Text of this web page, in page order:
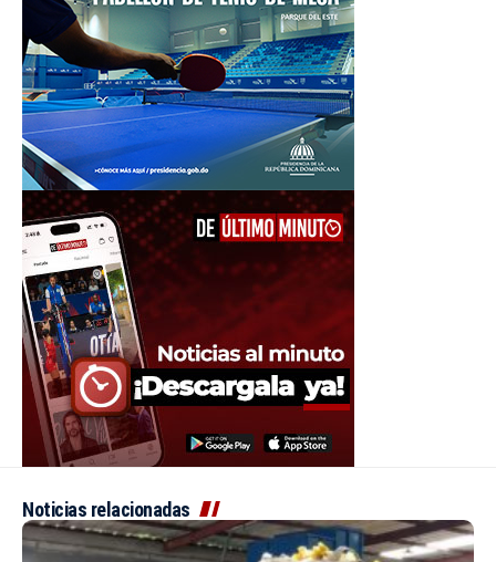
Noticias relacionadas